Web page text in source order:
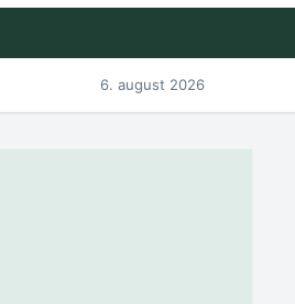
6. august 2026